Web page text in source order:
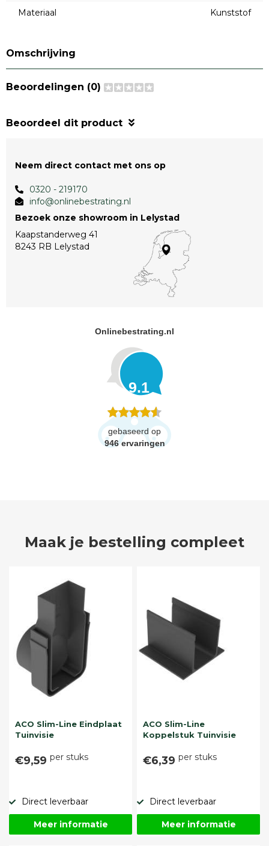
Materiaal
Kunststof
Omschrijving
Beoordelingen (0)
Beoordeel dit product
Neem direct contact met ons op
0320 - 219170
info@onlinebestrating.nl
Bezoek onze showroom in Lelystad
Kaapstanderweg 41
8243 RB Lelystad
Onlinebestrating.nl
9.1
gebaseerd op
946 ervaringen
Maak je bestelling compleet
ACO Slim-Line Eindplaat
Tuinvisie
€9,59 per stuks
Direct leverbaar
Meer informatie
ACO Slim-Line
Koppelstuk Tuinvisie
€6,39 per stuks
Direct leverbaar
Meer informatie